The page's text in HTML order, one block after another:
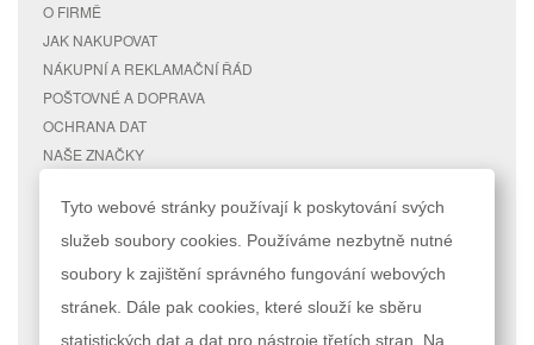
O FIRMĚ
JAK NAKUPOVAT
NÁKUPNÍ A REKLAMAČNÍ ŘÁD
POŠTOVNÉ A DOPRAVA
OCHRANA DAT
NAŠE ZNAČKY
RYCHLÉ ODKAZY
MAPA STRÁNEK
VYHLEDÁVANÉ TERMÍNY
POKROČILÉ VYHLEDÁVÁNÍ
ÚČET
MŮJ ÚČET
STAV OBJEDNÁVKY
Tyto webové stránky používají k poskytování svých
služeb soubory cookies. Používáme nezbytně nutné
soubory k zajištění správného fungování webových
stránek. Dále pak cookies, které slouží ke sběru
statistických dat a dat pro nástroje třetích stran. Na